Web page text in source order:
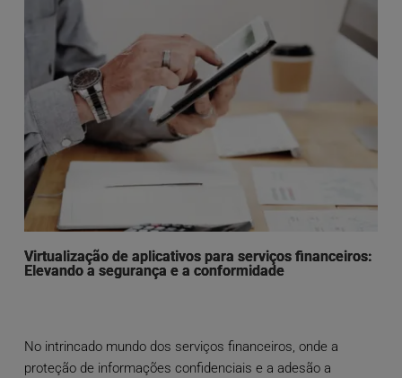
Virtualização de aplicativos para serviços financeiros:
Elevando a segurança e a conformidade
No intrincado mundo dos serviços financeiros, onde a
proteção de informações confidenciais e a adesão a